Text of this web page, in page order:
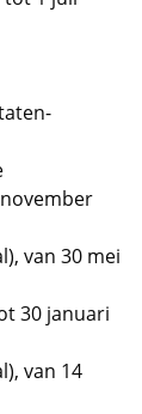
van 30 mei
30 januari
van 14